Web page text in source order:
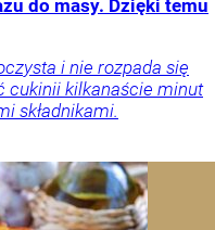
do masy. Dzięki temu
i nie rozpada się
cukinii kilkanaście minut
składnikami.